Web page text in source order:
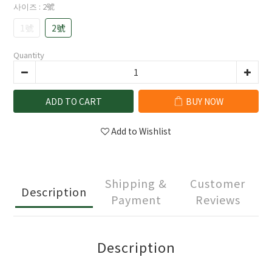
사이즈 : 2號
1號 2號
Quantity
ADD TO CART BUY NOW
Add to Wishlist
Description
Shipping &
Payment
Customer
Reviews
Description